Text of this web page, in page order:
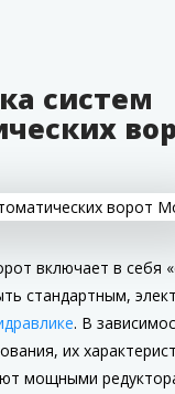
систем
включает в себя
стандартным,
. В
их
мощными